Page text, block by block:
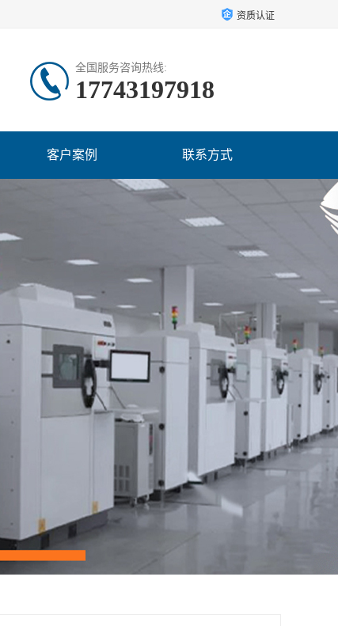
资质认证
全国服务咨询热线:
17743197918
客户案例 联系方式